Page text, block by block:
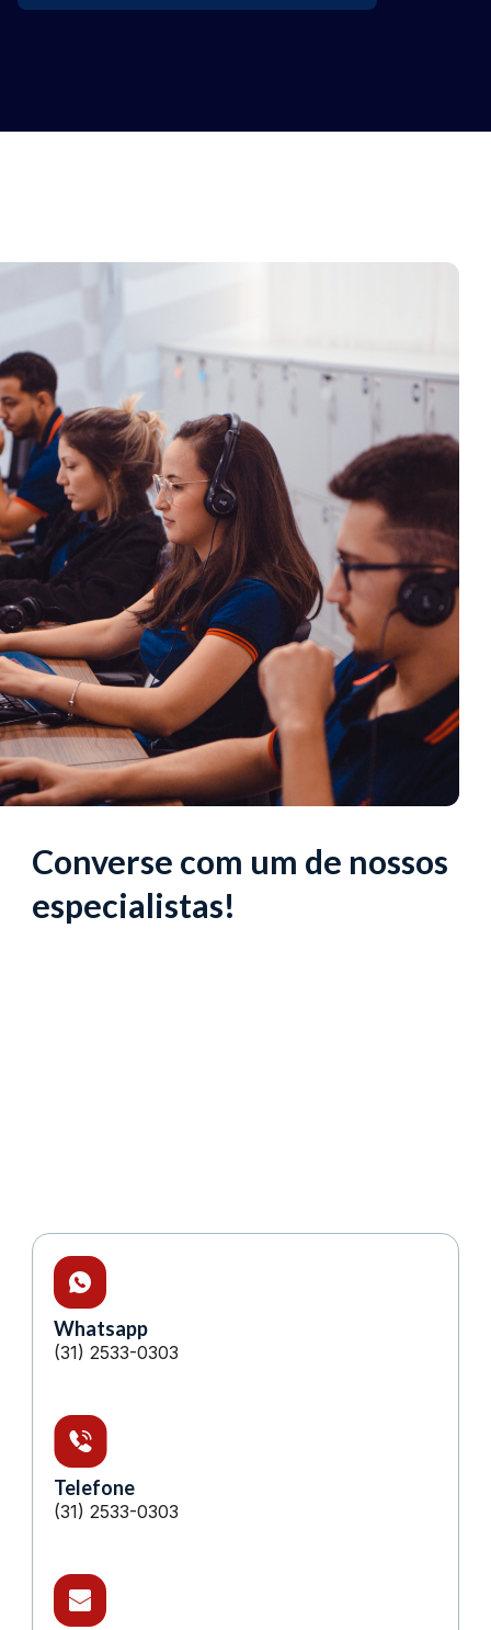
Converse com um de nossos
especialistas!
Whatsapp
(31) 2533-0303
Telefone
(31) 2533-0303